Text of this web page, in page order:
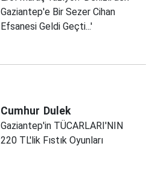
Gaziantep'e Bir Sezer Cihan
Efsanesi Geldi Geçti...'
Cumhur Dulek
Gaziantep'in TÜCARLARI'NIN
220 TL'lik Fıstık Oyunları